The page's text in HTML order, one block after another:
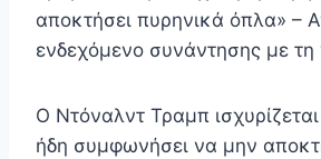
αποκτήσει πυρηνικά όπλα» –
ενδεχόμενο συνάντησης με τη
Ο Ντόναλντ Τραμπ ισχυρίζεται
ήδη συμφωνήσει να μην